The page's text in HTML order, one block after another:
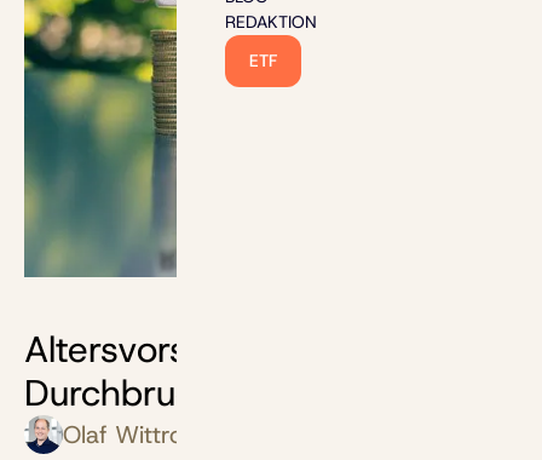
REDAKTION
ETF
Altersvorsorgedepot: Der
Durchbruch naht
Olaf Wittrock